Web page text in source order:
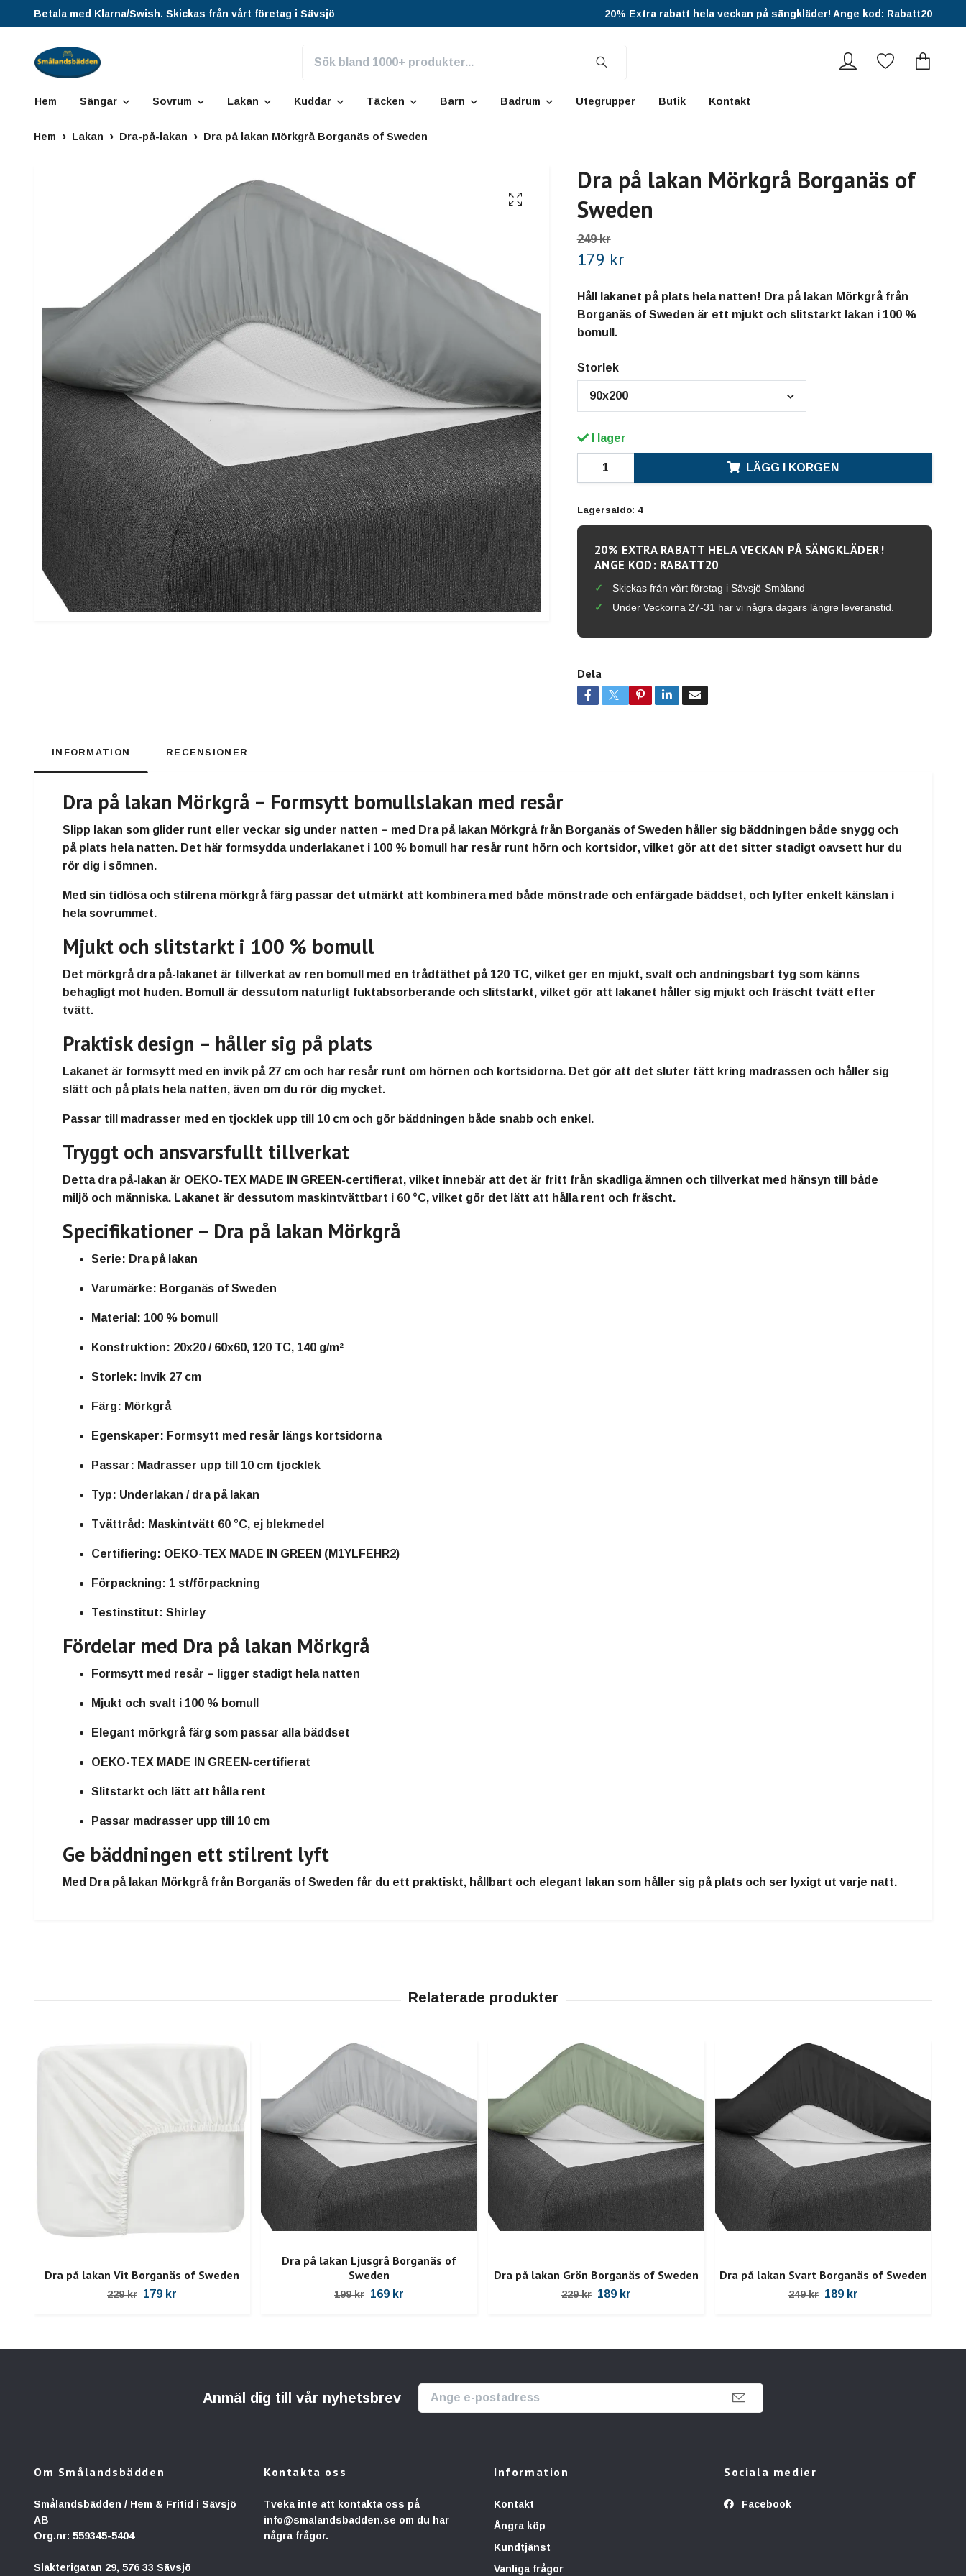
Betala med Klarna/Swish. Skickas från vårt företag i Sävsjö 20% Extra rabatt hela veckan på sängkläder! Ange kod: Rabatt20
Hem Sängar Sovrum Lakan Kuddar Täcken Barn Badrum Utegrupper Butik Kontakt
Hem Lakan Dra-på-lakan Dra på lakan Mörkgrå Borganäs of Sweden
Dra på lakan Mörkgrå Borganäs of
Sweden
249 kr
179 kr
Håll lakanet på plats hela natten! Dra på lakan Mörkgrå från
Borganäs of Sweden är ett mjukt och slitstarkt lakan i 100 %
bomull.
Storlek
90x200
I lager
LÄGG I KORGEN
Lagersaldo: 4
20% EXTRA RABATT HELA VECKAN PÅ SÄNGKLÄDER!
ANGE KOD: RABATT20
Skickas från vårt företag i Sävsjö-Småland
Under Veckorna 27-31 har vi några dagars längre leveranstid.
Dela
INFORMATION RECENSIONER
Dra på lakan Mörkgrå – Formsytt bomullslakan med resår
Slipp lakan som glider runt eller veckar sig under natten – med Dra på lakan Mörkgrå från Borganäs of Sweden håller sig bäddningen både snygg och
på plats hela natten. Det här formsydda underlakanet i 100 % bomull har resår runt hörn och kortsidor, vilket gör att det sitter stadigt oavsett hur du
rör dig i sömnen.
Med sin tidlösa och stilrena mörkgrå färg passar det utmärkt att kombinera med både mönstrade och enfärgade bäddset, och lyfter enkelt känslan i
hela sovrummet.
Mjukt och slitstarkt i 100 % bomull
Det mörkgrå dra på-lakanet är tillverkat av ren bomull med en trådtäthet på 120 TC, vilket ger en mjukt, svalt och andningsbart tyg som känns
behagligt mot huden. Bomull är dessutom naturligt fuktabsorberande och slitstarkt, vilket gör att lakanet håller sig mjukt och fräscht tvätt efter
tvätt.
Praktisk design – håller sig på plats
Lakanet är formsytt med en invik på 27 cm och har resår runt om hörnen och kortsidorna. Det gör att det sluter tätt kring madrassen och håller sig
slätt och på plats hela natten, även om du rör dig mycket.
Passar till madrasser med en tjocklek upp till 10 cm och gör bäddningen både snabb och enkel .
Tryggt och ansvarsfullt tillverkat
Detta dra på-lakan är OEKO-TEX MADE IN GREEN-certifierat, vilket innebär att det är fritt från skadliga ämnen och tillverkat med hänsyn till både
miljö och människa. Lakanet är dessutom maskintvättbart i 60 °C, vilket gör det lätt att hålla rent och fräscht.
Specifikationer – Dra på lakan Mörkgrå
Serie: Dra på lakan
Varumärke: Borganäs of Sweden
Material: 100 % bomull
Konstruktion: 20x20 / 60x60, 120 TC, 140 g/m²
Storlek: Invik 27 cm
Färg: Mörkgrå
Egenskaper: Formsytt med resår längs kortsidorna
Passar: Madrasser upp till 10 cm tjocklek
Typ: Underlakan / dra på lakan
Tvättråd: Maskintvätt 60 °C, ej blekmedel
Certifiering: OEKO-TEX MADE IN GREEN (M1YLFEHR2)
Förpackning: 1 st/förpackning
Testinstitut: Shirley
Fördelar med Dra på lakan Mörkgrå
Formsytt med resår – ligger stadigt hela natten
Mjukt och svalt i 100 % bomull
Elegant mörkgrå färg som passar alla bäddset
OEKO-TEX MADE IN GREEN-certifierat
Slitstarkt och lätt att hålla rent
Passar madrasser upp till 10 cm
Ge bäddningen ett stilrent lyft
Med Dra på lakan Mörkgrå från Borganäs of Sweden får du ett praktiskt, hållbart och elegant lakan som håller sig på plats och ser lyxigt ut varje natt.
Dra på lakan Vit Borganäs of Sweden
229 kr 179 kr
Dra på lakan Ljusgrå Borganäs of
Sweden
199 kr 169 kr
Dra på lakan Grön Borganäs of Sweden
229 kr 189 kr
Dra på lakan Svart Borganäs of Sweden
249 kr 189 kr
Anmäl dig till vår nyhetsbrev
Om Smålandsbädden
Smålandsbädden / Hem & Fritid i Sävsjö
AB
Org.nr: 559345-5404
Slakterigatan 29, 576 33 Sävsjö
Kontakta oss
Tveka inte att kontakta oss på
info@smalandsbadden.se om du har
några frågor.
Information
Kontakt
Ångra köp
Kundtjänst
Vanliga frågor
Sociala medier
Facebook